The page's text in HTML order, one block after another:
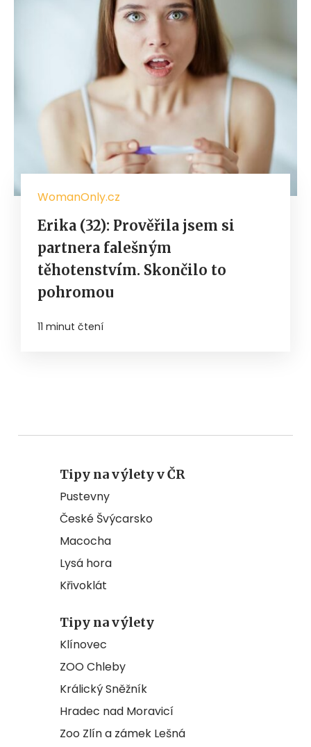
WomanOnly.cz
Erika (32): Prověřila jsem si
partnera falešným
těhotenstvím. Skončilo to
pohromou
11 minut čtení
Tipy na výlety v ČR
Pustevny
České Švýcarsko
Macocha
Lysá hora
Křivoklát
Tipy na výlety
Klínovec
ZOO Chleby
Králický Sněžník
Hradec nad Moravicí
Zoo Zlín a zámek Lešná